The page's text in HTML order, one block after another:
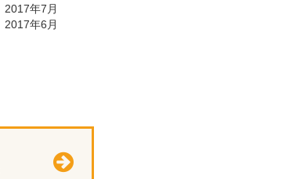
2017年7月
2017年6月